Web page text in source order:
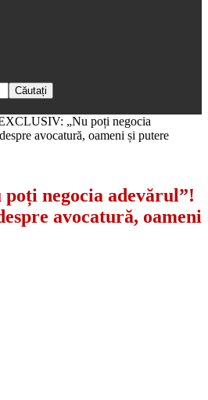
„Nu poți negocia
avocatură, oameni și putere
negocia adevărul”!
avocatură, oameni